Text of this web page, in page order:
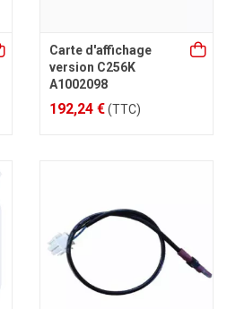
Carte d'affichage
version C256K
A1002098
192,24 €(TTC)